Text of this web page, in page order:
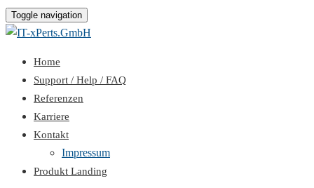
Toggle navigation
Home
Support / Help / FAQ
Referenzen
Karriere
Kontakt
Impressum
Produkt Landing